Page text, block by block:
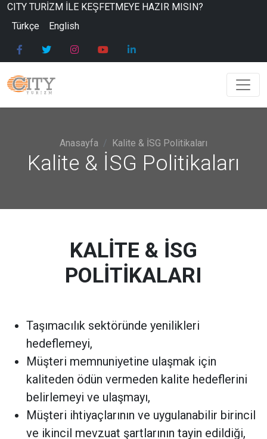
CITY TURİZM İLE KEŞFETMEYE HAZIR MISIN?
Türkçe
English
Anasayfa Kalite & İSG Politikaları
Kalite & İSG Politikaları
KALİTE & İSG
POLİTİKALARI
Taşımacılık sektöründe yenilikleri
hedeflemeyi,
Müşteri memnuniyetine ulaşmak için
kaliteden ödün vermeden kalite hedeflerini
belirlemeyi ve ulaşmayı,
Müşteri ihtiyaçlarının ve uygulanabilir birincil
ve ikincil mevzuat şartlarının tayin edildiği,